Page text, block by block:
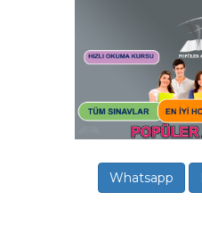
Whatsapp